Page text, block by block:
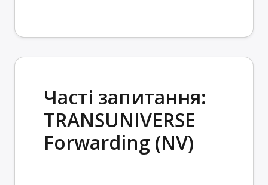
Часті запитання:
TRANSUNIVERSE
Forwarding (NV)